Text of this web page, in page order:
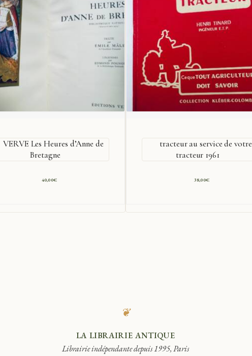
VERVE Les Heures d’Anne de
Bretagne
40,00€
tracteur au service de votre
tracteur 1961
38,00€
❦
LA LIBRAIRIE ANTIQUE
Librairie indépendante depuis 1995, Paris